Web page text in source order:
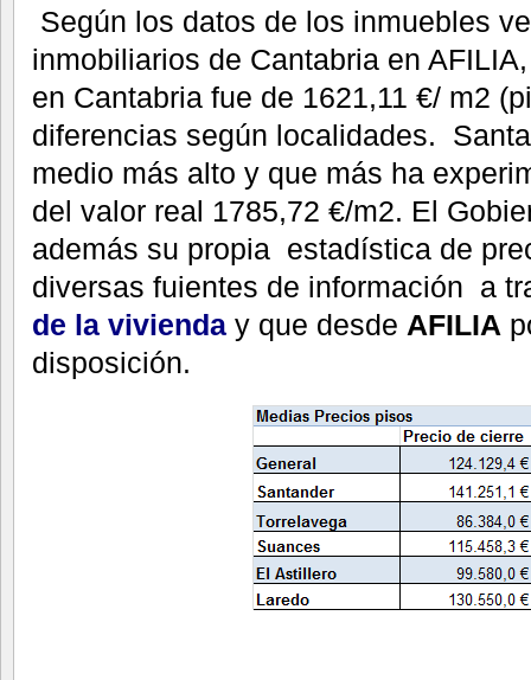
Según los datos de los inmuebles
inmobiliarios de Cantabria en
en Cantabria fue de 1621,11 €/ m2
diferencias según localidades.
medio más alto y que más ha
del valor real 1785,72 €/m2. El
además su propia estadística de
diversas fuientes de información a
de la vivienda y que desde AFILIA
disposición.